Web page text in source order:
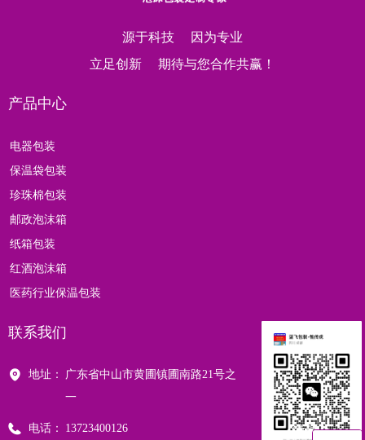
源于科技 因为专业
立足创新 期待与您合作共赢！
产品中心
电器包装
保温袋包装
珍珠棉包装
邮政泡沫箱
纸箱包装
红酒泡沫箱
医药行业保温包装
联系我们
地址：
广东省中山市黄圃镇圃南路21号之
一
电话： 13723400126
微信公